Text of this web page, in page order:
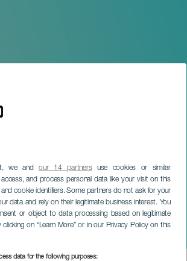
we andour 14 partnersuse cookies or similar
and process personal data like your visit on this
cookie identifiers. Some partners do not ask for your
data and rely on their legitimate business interest. You
or object to data processing based on legitimate
on “Learn More” or in our Privacy Policy on this
data for the following purposes:
Belépünk a